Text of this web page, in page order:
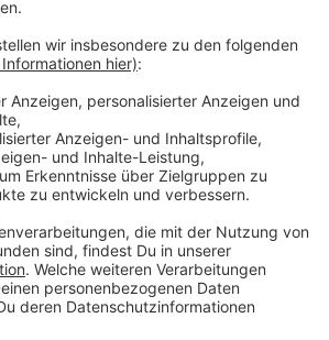
Links zum Thema:
in Düsseldorf
des DGB
am 1. Mai